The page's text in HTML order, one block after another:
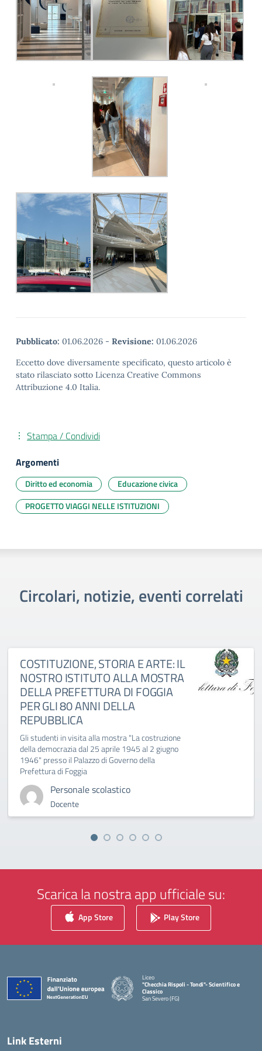
Pubblicato: 01.06.2026 - Revisione: 01.06.2026
Eccetto dove diversamente specificato, questo articolo è
stato rilasciato sotto Licenza Creative Commons
Attribuzione 4.0 Italia.
Stampa / Condividi
Argomenti
Diritto ed economia
Educazione civica
PROGETTO VIAGGI NELLE ISTITUZIONI
Circolari, notizie, eventi correlati
COSTITUZIONE, STORIA E ARTE: IL
NOSTRO ISTITUTO ALLA MOSTRA
DELLA PREFETTURA DI FOGGIA
PER GLI 80 ANNI DELLA
REPUBBLICA
Gli studenti in visita alla mostra "La costruzione
della democrazia dal 25 aprile 1945 al 2 giugno
1946" presso il Palazzo di Governo della
Prefettura di Foggia
Personale scolastico
Docente
Scarica la nostra app ufficiale su:
App Store Play Store
Liceo
"Checchia Rispoli - Tondi"- Scientifico e
Classico
San Severo (FG)
Link Esterni